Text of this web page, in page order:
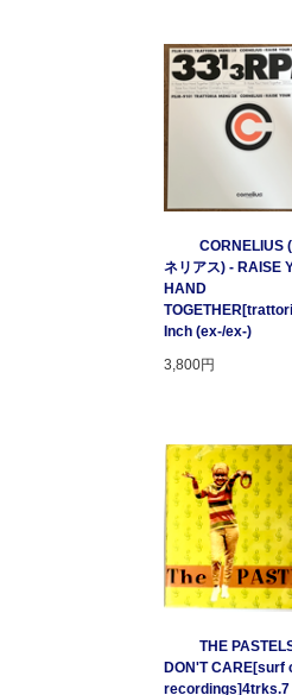
CORNELIUS
ネリアス) - RAISE
HAND
Inch (ex-/ex-)
3,800円
THE
DON'T CARE[surf
recordings]4trks.7